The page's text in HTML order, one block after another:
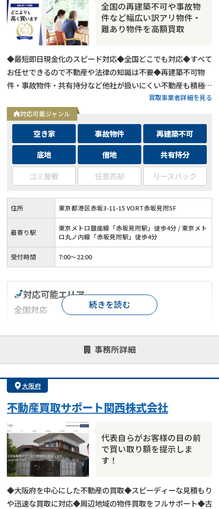
全国の再建築不可や事故物
件など幅広い訳アリ物件・
難あり物件を高額買取
◆最短即日現金化のスピード対応◆全国どこでも対応◆すべて
お任せできるので不動産や法律の知識は不要◆再建築不可物
件・事故物件・共有持分など他社が扱いにくい不動産も積極買
取◆残置物・ゴミ屋敷・シロアリ被害がある物件もそのままで
買取
買取事業者詳細を見る
対応可能ジャンル
空き家 事故物件
再建築不可
底地
借地
共有持分
ゴミ屋敷
任意売却 リースバック
住所 東京都港区赤坂3-11-15 VORT赤坂見附5F
最寄り駅
東京メトロ銀座線「赤坂見附駅」徒歩4分 / 東京メト
ロ丸ノ内線「赤坂見附駅」徒歩4分
受付時間 7:00〜22:00
事務所詳細
対応可能エリア
全国対応
対応が親身 オンライン面談可能
レスポンスが早い
1億円以上の買取可
続きを読む
大阪府
不動産買取サポート関西株式会社
代表自らがお客様の目の前
で買い取り額を提示しま
す！
◆大阪府を中心にした不動産の買取◆スピーディーな見積もり
や迅速な買取に対応◆周辺地域の物件買取をフルサポート◆古